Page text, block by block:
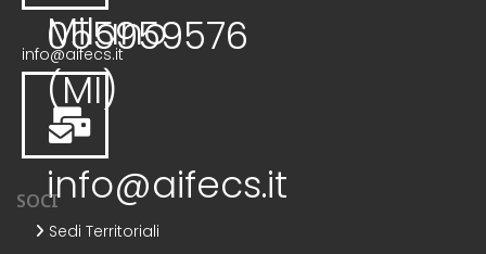
Milano
(MI)
055959576
info@aifecs.it
info@aifecs.it
SOCI
Sedi Territoriali